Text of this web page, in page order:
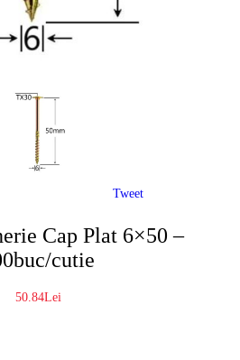
Cap Plat 6×50 –
cutie
50.84Lei
Tweet